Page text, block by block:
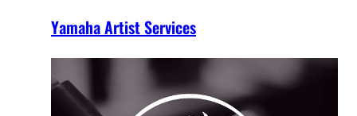
Yamaha Artist Services